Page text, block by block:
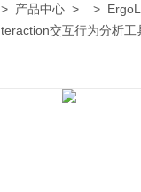
> 产品中心 > >
交互行为分析工